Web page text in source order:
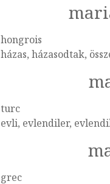
hongrois
házas, házasodtak,
turc
evli, evlendiler,
grec